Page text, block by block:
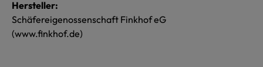
Hersteller:
Schäfereigenossenschaft Finkhof eG
(www.finkhof.de)